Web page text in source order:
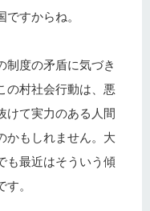
すからね。
度の矛盾に気づき
の村社会行動は、悪
けて実力のある人間
かもしれません。大
も最近はそういう傾
。